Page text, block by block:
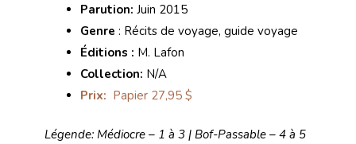
Parution: Juin 2015
Genre : Récits de voyage, guide voyage
Éditions : M. Lafon
Collection: N/A
Prix: Papier 27,95 $
Légende: Médiocre – 1 à 3 | Bof-Passable – 4 à 5